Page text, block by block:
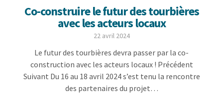
Co-construire le futur des tourbières
avec les acteurs locaux
22 avril 2024
Le futur des tourbières devra passer par la co-
construction avec les acteurs locaux ! Précédent
Suivant Du 16 au 18 avril 2024 s’est tenu la rencontre
des partenaires du projet…